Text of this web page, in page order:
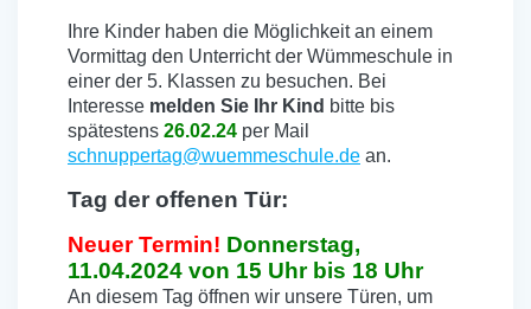
Ihre Kinder haben die Möglichkeit an einem
Vormittag den Unterricht der Wümmeschule in
einer der 5. Klassen zu besuchen. Bei
Interesse melden Sie Ihr Kind bitte bis
spätestens 26.02.24 per Mail
schnuppertag@wuemmeschule.de an.
Tag der offenen Tür:
Neuer Termin! Donnerstag,
11.04.2024 von 15 Uhr bis 18 Uhr
An diesem Tag öffnen wir unsere Türen, um